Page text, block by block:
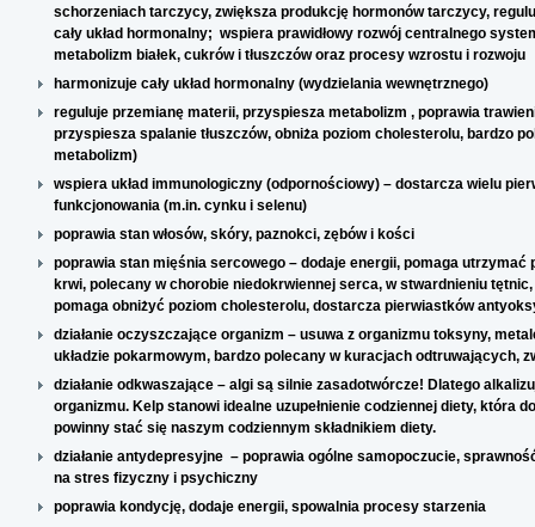
schorzeniach tarczycy, zwiększa produkcję hormonów tarczycy,
cały układ hormonalny; wspiera prawidłowy rozwój centralnego
metabolizm białek, cukrów i tłuszczów oraz procesy wzrostu i rozwoju
harmonizuje cały układ hormonalny (wydzielania wewnętrznego)
reguluje przemianę materii, przyspiesza metabolizm , poprawia
przyspiesza spalanie tłuszczów, obniża poziom cholesterolu, bardzo
metabolizm)
wspiera układ immunologiczny (odpornościowy) – dostarcza wielu
funkcjonowania (m.in. cynku i selenu)
poprawia stan włosów, skóry, paznokci, zębów i kości
poprawia stan mięśnia sercowego – dodaje energii, pomaga utrzymać
krwi, polecany w chorobie niedokrwiennej serca, w stwardnieniu
pomaga obniżyć poziom cholesterolu, dostarcza pierwiastków
działanie oczyszczające organizm – usuwa z organizmu toksyny,
układzie pokarmowym, bardzo polecany w kuracjach odtruwających,
działanie odkwaszające – algi są silnie zasadotwórcze! Dlatego
organizmu. Kelp stanowi idealne uzupełnienie codziennej diety, która
powinny stać się naszym codziennym składnikiem diety.
działanie antydepresyjne – poprawia ogólne samopoczucie,
na stres fizyczny i psychiczny
poprawia kondycję, dodaje energii, spowalnia procesy starzenia